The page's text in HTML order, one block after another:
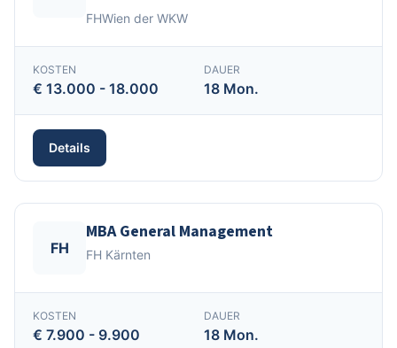
FHWien der WKW
KOSTEN
€ 13.000 - 18.000
DAUER
18 Mon.
Details
FH
MBA General Management
FH Kärnten
KOSTEN
€ 7.900 - 9.900
DAUER
18 Mon.